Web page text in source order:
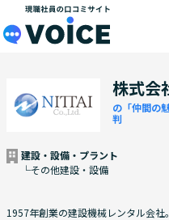
メインコンテンツにスキッ
株式会
の「仲間の
判
建設・設備・プラント
└その他建設・設備
1957年創業の建設機械レンタル会